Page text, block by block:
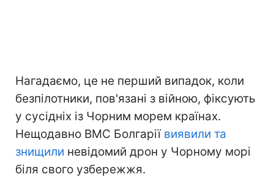
Нагадаємо, це не перший випадок, коли
безпілотники, пов'язані з війною, фіксують
у сусідніх із Чорним морем країнах.
Нещодавно ВМС Болгарії виявили та
знищили невідомий дрон у Чорному морі
біля свого узбережжя.